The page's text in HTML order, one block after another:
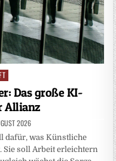
Das große KI-
Allianz
2026
dafür, was Künstliche
soll Arbeit erleichtern